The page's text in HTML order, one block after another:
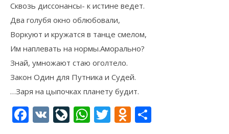
Сквозь диссонансы- к истине ведет.
Два голубя окно облюбовали,
Воркуют и кружатся в танце смелом,
Им наплевать на нормы.Аморально?
Знай, умножают стаю оголтело.
Закон Один для Путника и Судей.
…Заря на цыпочках планету будит.
Facebook
VK LiveJournal
WhatsApp
Twitter